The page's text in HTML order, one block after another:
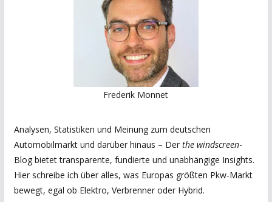
Frederik Monnet
Analysen, Statistiken und Meinung zum deutschen
Automobilmarkt und darüber hinaus – Der the windscreen-
Blog bietet transparente, fundierte und unabhängige Insights.
Hier schreibe ich über alles, was Europas größten Pkw-Markt
bewegt, egal ob Elektro, Verbrenner oder Hybrid.